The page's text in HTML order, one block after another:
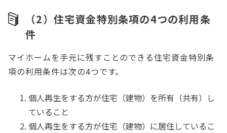
（2）住宅資金特別条項の4つの利用条
件
マイホームを手元に残すことのできる住宅資金特別条
項の利用条件は次の4つです。
個人再生をする方が住宅（建物）を所有（共有）し
ていること
個人再生をする方が住宅（建物）に居住しているこ